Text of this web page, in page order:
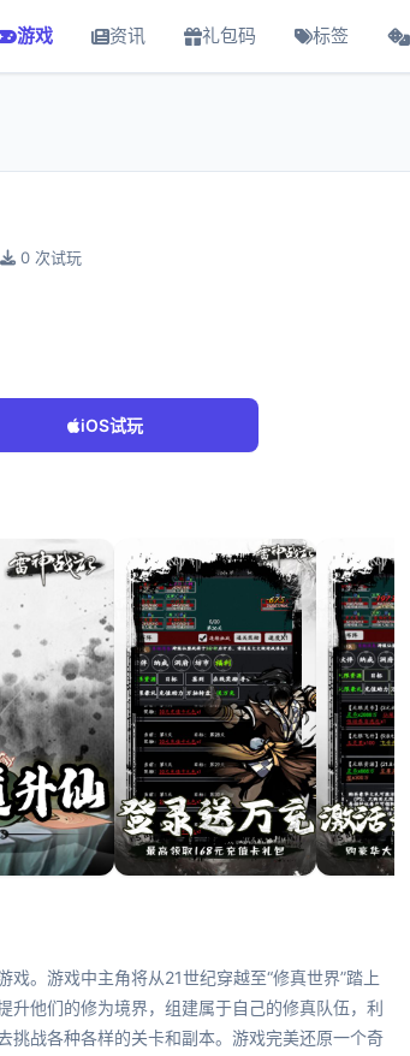
游戏 资讯 礼包码 标签
0 次试玩
iOS试玩
。游戏中主角将从21世纪穿越至“修真世界”踏上
升他们的修为境界，组建属于自己的修真队伍，利
挑战各种各样的关卡和副本。游戏完美还原一个奇